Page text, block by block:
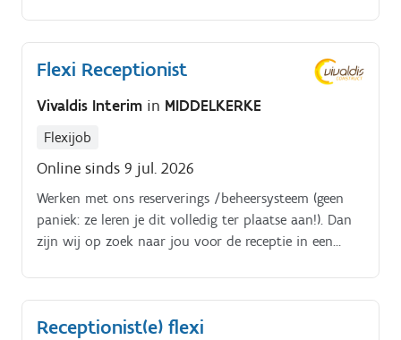
en zorgt voor het bestellen van lunches Ook
ondersteun je het team met diverse administratieve
werkt op volgende dagen:
21/09, 23/09, 24/09, 30/09, 1/10, 5/10, 7/10, 8/10, 14/10,
pauze
Flexi Receptionist
Vivaldis Interim in MIDDELKERKE
Flexijob
Online sinds 9 jul. 2026
Werken met ons reserverings /beheersysteem (geen
paniek: ze leren je dit volledig ter plaatse aan!). Dan
zijn wij op zoek naar jou voor de receptie in een
met een glimlach verder helpen.
Receptionist(e) flexi